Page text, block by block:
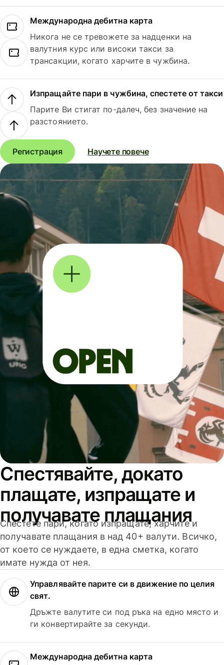
Международна дебитна карта
Никога не се тревожете за надценки на
валутния курс или високи такси за
трансакции, когато харчите в чужбина.
Изпращайте пари в чужбина, спестете от такси
Парите Ви стигат по-далеч, без значение на
разстоянието.
Регистрация Научете повече
Спестявайте, докато
плащате, изпращате и
получавате плащания
Спестете пари, когато изпращате, харчите и
получавате плащания в над 40+ валути. Всичко,
от което се нуждаете, в една сметка, когато
имате нужда от нея.
Управлявайте парите си в движение по целия
свят.
Дръжте валутите си под ръка на едно място и
ги конвертирайте за секунди.
Международна дебитна карта